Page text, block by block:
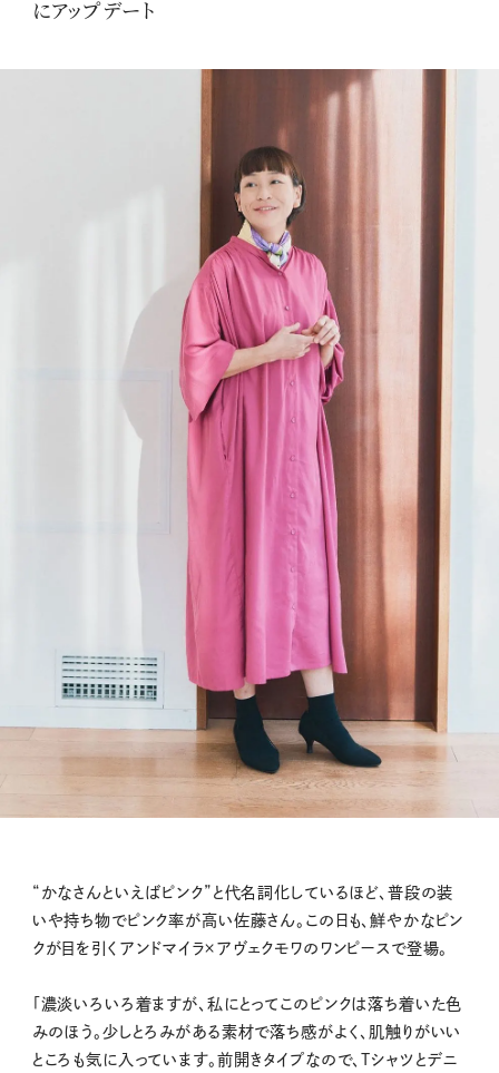
にアップデート
“かなさんといえばピンク”と代名詞化しているほど、普段の装
いや持ち物でピンク率が高い佐藤さん。この日も、鮮やかなピン
クが目を引くアンドマイラ×アヴェクモワのワンピースで登場。
「濃淡いろいろ着ますが、私にとってこのピンクは落ち着いた色
みのほう。少しとろみがある素材で落ち感がよく、肌触りがいい
ところも気に入っています。前開きタイプなので、Tシャツとデニ